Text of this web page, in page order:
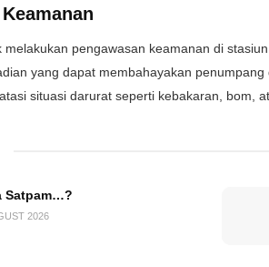
pengawasan keamanan di
yang dapat membahayakan
situasi darurat seperti kebakaran, bom,
Satpam…?
2026